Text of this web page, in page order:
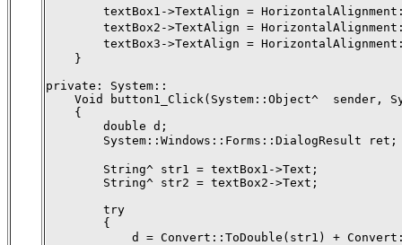
textBox1->TextAlign =
textBox2->TextAlign =
textBox3->TextAlign =
    }
private: System::
Void button1_Click(System::Object^  sender,
    {
        double d;
System::Windows::Forms::DialogResult
        String^ str1 = textBox1->Text;
        String^ str2 = textBox2->Text;
try
        {
d = Convert::ToDouble(str1) +